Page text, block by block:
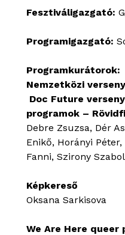
Fesztiváligazgató:
Programigazgató:
Programkurátorok:
Nemzetközi
Doc Future
programok –
Debre Zsuzsa, Dér
Enikő, Horányi Péter,
Fanni, Szirony
Képkereső
Oksana Sarkisova
We Are Here queer